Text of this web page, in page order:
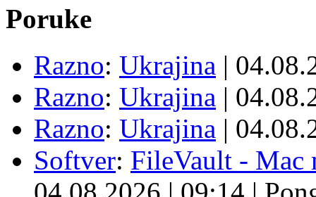
Poruke
Razno: Ukrajina |
Razno: Ukrajina |
Razno: Ukrajina |
Softver: FileVault - Mac